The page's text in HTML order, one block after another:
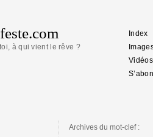
à qui vient le rêve ?
Index
Vidéos
Archives du mot-clef :